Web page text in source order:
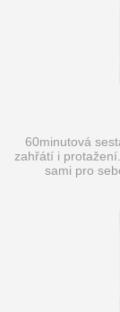
60minutová
zahřátí i
sami pro